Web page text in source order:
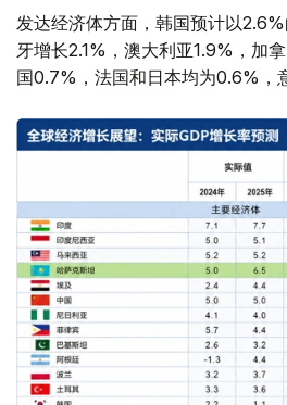
发达经济体方面，韩国预计以
牙增长2.1%，澳大利亚1.9%，加
国0.7%，法国和日本均为0.6%，